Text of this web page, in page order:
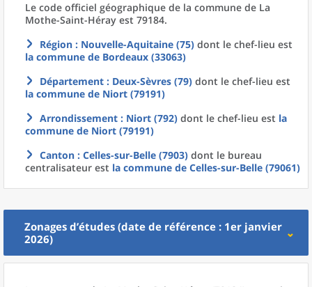
Le code officiel géographique de la commune de La
Mothe-Saint-Héray est 79184.
Région : Nouvelle-Aquitaine (75) dont le chef-lieu est
la commune de Bordeaux (33063)
Département : Deux-Sèvres (79) dont le chef-lieu est
la commune de Niort (79191)
Arrondissement : Niort (792) dont le chef-lieu est la
commune de Niort (79191)
Canton : Celles-sur-Belle (7903) dont le bureau
centralisateur est la commune de Celles-sur-Belle (79061)
Zonages d’études (date de référence : 1er janvier
2026)